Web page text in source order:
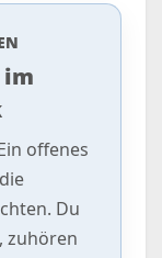
offenes
Du
zuhören